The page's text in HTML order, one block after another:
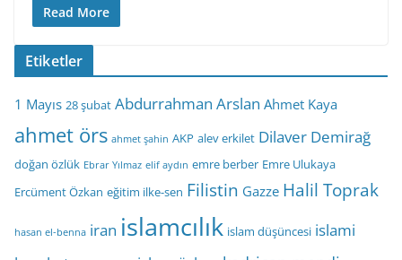
Read More
Etiketler
1 Mayıs 28 şubat Abdurrahman Arslan Ahmet Kaya
ahmet örs ahmet şahin AKP alev erkilet Dilaver Demirağ
doğan özlük Ebrar Yılmaz elif aydın emre berber Emre Ulukaya
Ercüment Özkan eğitim ilke-sen Filistin Gazze Halil Toprak
hasan el-benna iran islamcılık islam düşüncesi islami